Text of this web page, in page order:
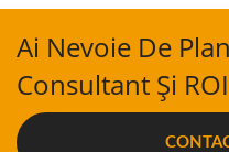
Ai Nevoie De
Consultant Și